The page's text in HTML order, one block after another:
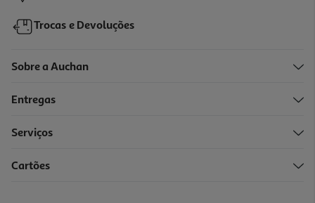
Trocas e Devoluções
Sobre a Auchan
Entregas
Serviços
Cartões